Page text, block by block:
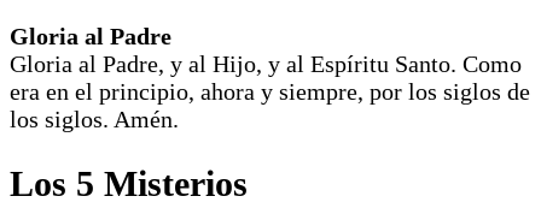
Gloria al Padre
Gloria al Padre, y al Hijo, y al Espíritu Santo. Como
era en el principio, ahora y siempre, por los siglos de
los siglos. Amén.
Los 5 Misterios